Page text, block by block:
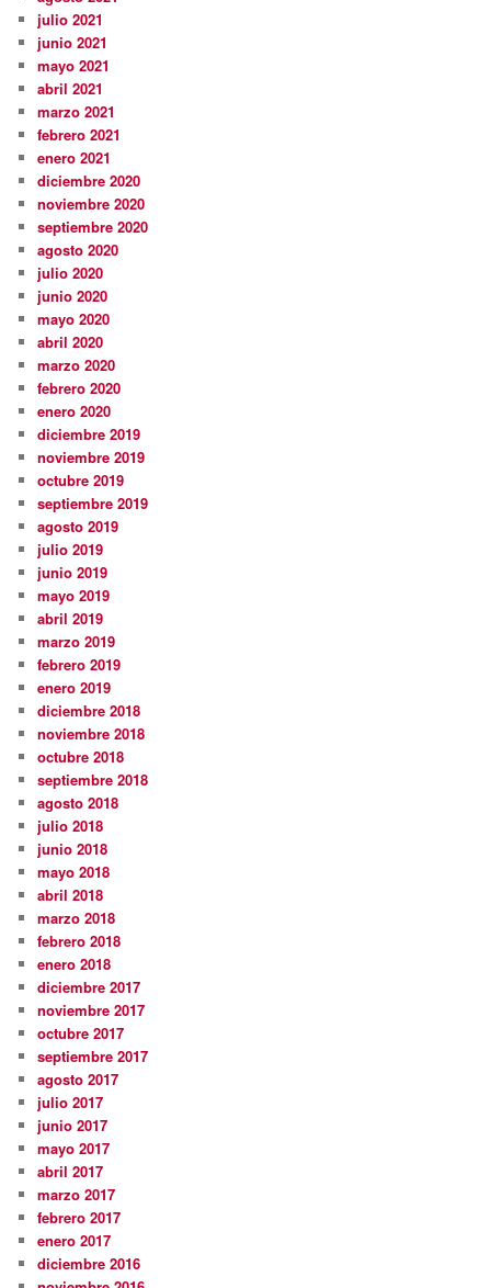
julio 2021
junio 2021
mayo 2021
abril 2021
marzo 2021
febrero 2021
enero 2021
diciembre 2020
noviembre 2020
septiembre 2020
agosto 2020
julio 2020
junio 2020
mayo 2020
abril 2020
marzo 2020
febrero 2020
enero 2020
diciembre 2019
noviembre 2019
octubre 2019
septiembre 2019
agosto 2019
julio 2019
junio 2019
mayo 2019
abril 2019
marzo 2019
febrero 2019
enero 2019
diciembre 2018
noviembre 2018
octubre 2018
septiembre 2018
agosto 2018
julio 2018
junio 2018
mayo 2018
abril 2018
marzo 2018
febrero 2018
enero 2018
diciembre 2017
noviembre 2017
octubre 2017
septiembre 2017
agosto 2017
julio 2017
junio 2017
mayo 2017
abril 2017
marzo 2017
febrero 2017
enero 2017
diciembre 2016